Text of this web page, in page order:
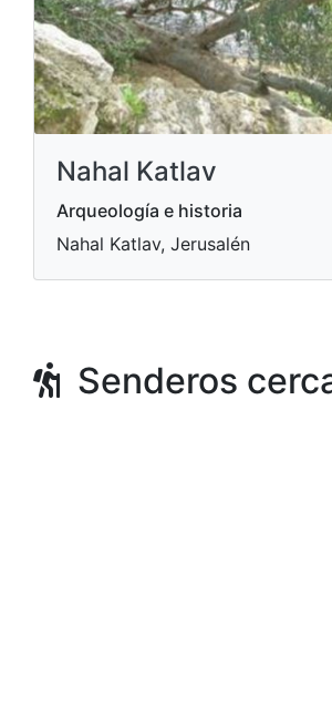
Nahal Katlav
Arqueología e historia
Nahal Katlav, Jerusalén
Senderos